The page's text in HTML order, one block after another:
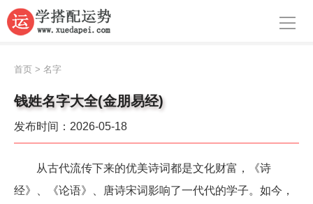
导航
生肖运势
首页 > 名字
钱姓名字大全(金朋易经)
发布时间：2026-05-18
从古代流传下来的优美诗词都是文化财富，《诗
经》、《论语》、唐诗宋词影响了一代代的学子。如今，